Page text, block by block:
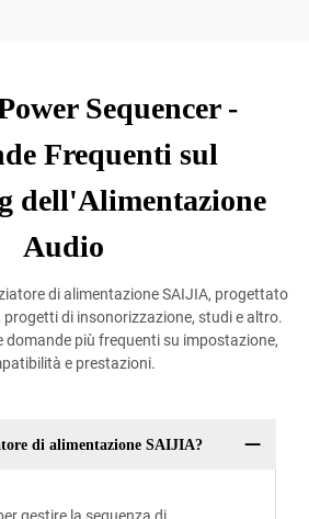
Sequencer -
Frequenti sul
dell'Alimentazione
Audio
di alimentazione SAIJIA, progettato
di insonorizzazione, studi e altro.
domande più frequenti su impostazione,
e prestazioni.
di alimentazione SAIJIA?